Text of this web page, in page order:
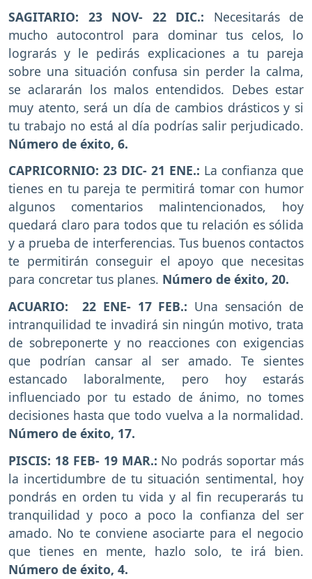
SAGITARIO: 23 NOV- 22 DIC.: Necesitarás de
mucho autocontrol para dominar tus celos, lo
lograrás y le pedirás explicaciones a tu pareja
sobre una situación confusa sin perder la calma,
se aclararán los malos entendidos. Debes estar
muy atento, será un día de cambios drásticos y si
tu trabajo no está al día podrías salir perjudicado.
Número de éxito, 6.
CAPRICORNIO: 23 DIC- 21 ENE.: La confianza que
tienes en tu pareja te permitirá tomar con humor
algunos comentarios malintencionados, hoy
quedará claro para todos que tu relación es sólida
y a prueba de interferencias. Tus buenos contactos
te permitirán conseguir el apoyo que necesitas
para concretar tus planes. Número de éxito, 20.
ACUARIO: 22 ENE- 17 FEB.: Una sensación de
intranquilidad te invadirá sin ningún motivo, trata
de sobreponerte y no reacciones con exigencias
que podrían cansar al ser amado. Te sientes
estancado laboralmente, pero hoy estarás
influenciado por tu estado de ánimo, no tomes
decisiones hasta que todo vuelva a la normalidad.
Número de éxito, 17.
PISCIS: 18 FEB- 19 MAR.: No podrás soportar más
la incertidumbre de tu situación sentimental, hoy
pondrás en orden tu vida y al fin recuperarás tu
tranquilidad y poco a poco la confianza del ser
amado. No te conviene asociarte para el negocio
que tienes en mente, hazlo solo, te irá bien.
Número de éxito, 4.